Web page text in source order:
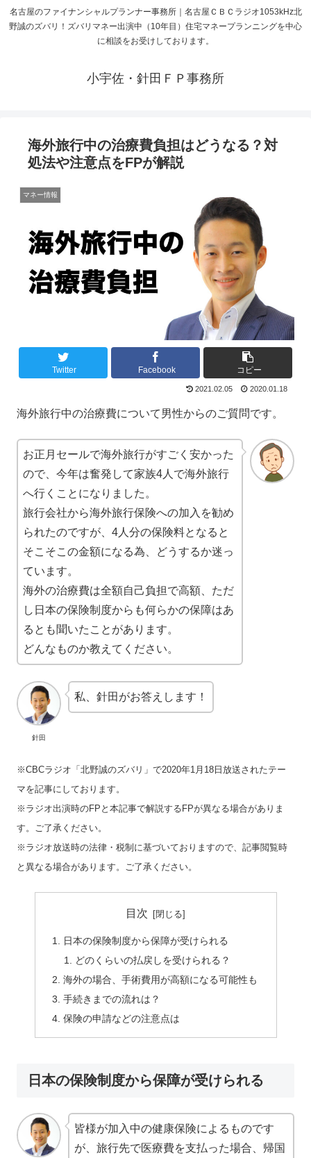
名古屋のファイナンシャルプランナー事務所｜名古屋ＣＢＣラジオ1053kHz北
野誠のズバリ！ズバリマネー出演中（10年目）住宅マネープランニングを中心
に相談をお受けしております。
小宇佐・針田ＦＰ事務所
海外旅行中の治療費負担はどうなる？対
処法や注意点をFPが解説
マネー情報
Twitter Facebook コピー
2021.02.05 2020.01.18
海外旅行中の治療費について男性からのご質問です。
お正月セールで海外旅行がすごく安かった
ので、今年は奮発して家族4人で海外旅行
へ行くことになりました。
旅行会社から海外旅行保険への加入を勧め
られたのですが、4人分の保険料となると
そこそこの金額になる為、どうするか迷っ
ています。
海外の治療費は全額自己負担で高額、ただ
し日本の保険制度からも何らかの保障はあ
るとも聞いたことがあります。
どんなものか教えてください。
針田
私、針田がお答えします！
※CBCラジオ「北野誠のズバリ」で2020年1月18日放送されたテー
マを記事にしております。
※ラジオ出演時のFPと本記事で解説するFPが異なる場合がありま
す。ご了承ください。
※ラジオ放送時の法律・税制に基づいておりますので、記事閲覧時
と異なる場合があります。ご了承ください。
目次
日本の保険制度から保障が受けられる
どのくらいの払戻しを受けられる？
海外の場合、手術費用が高額になる可能性も
手続きまでの流れは？
保険の申請などの注意点は
日本の保険制度から保障が受けられる
皆様が加入中の健康保険によるものです
が、旅行先で医療費を支払った場合、帰国